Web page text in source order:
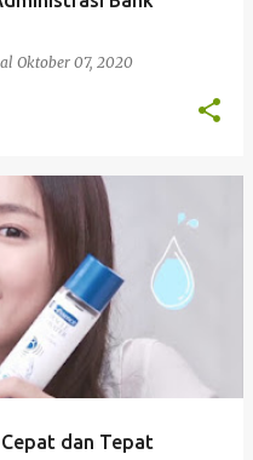
Oktober 07, 2020
dan Tepat